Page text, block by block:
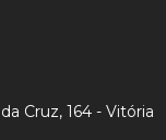
Cruz, 164 - Vitória